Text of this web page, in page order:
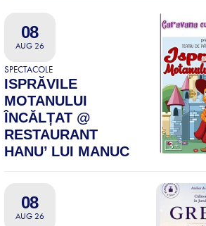
08
AUG 26
SPECTACOLE
ISPRĂVILE
MOTANULUI
ÎNCĂLȚAT @
RESTAURANT
HANU’ LUI MANUC
08
AUG 26